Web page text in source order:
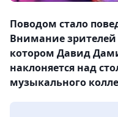
Поводом стало
Внимание
котором Давид
наклоняется над
музыкального